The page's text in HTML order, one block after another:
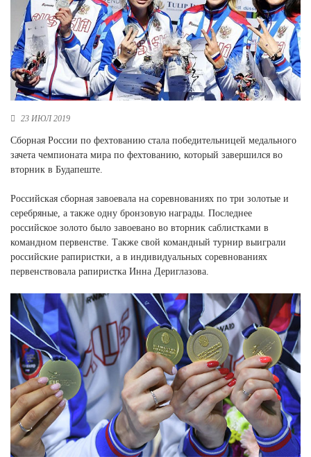
Новосибирская область (3)
Омская область (5)
Республика Башкортостан (3)
Республика Крым (1)
Республика Татарстан (2)
Санкт-Петербург и ЛО (3)
Саратовская область (1)
Свердловская область (5)
Смоленская область (1)
Ставропольский край (5)
Томская область (1)
Тульская область (1)
Тюменская область (3)
Хакасия (1)
Ханты-Мансийский автономный округ (3)
Челябинская область (2)
Ямало-Ненецкий автономный округ (1)
Ярославская область (1)
23 ИЮЛ 2019
Сборная России по фехтованию стала победительницей медального
зачета чемпионата мира по фехтованию, который завершился во
вторник в Будапеште.
Российская сборная завоевала на соревнованиях по три золотые и
серебряные, а также одну бронзовую награды. Последнее
российское золото было завоевано во вторник саблистками в
командном первенстве. Также свой командный турнир выиграли
российские рапиристки, а в индивидуальных соревнованиях
первенствовала рапиристка Инна Дериглазова.